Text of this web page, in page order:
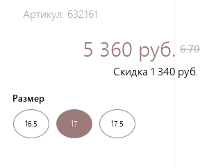
Артикул: 632161
5 360 руб. 6
Скидка 1 340 руб.
Размер
16.5 17 17.5